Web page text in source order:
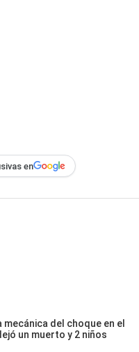
en
del choque en el
un muerto y 2 niños